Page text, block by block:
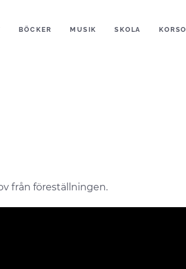
BÖCKER MUSIK SKOLA
från föreställningen.